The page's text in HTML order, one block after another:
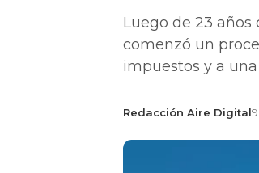
Luego de 23
comenzó un
impuestos y a
Redacción Aire Digital